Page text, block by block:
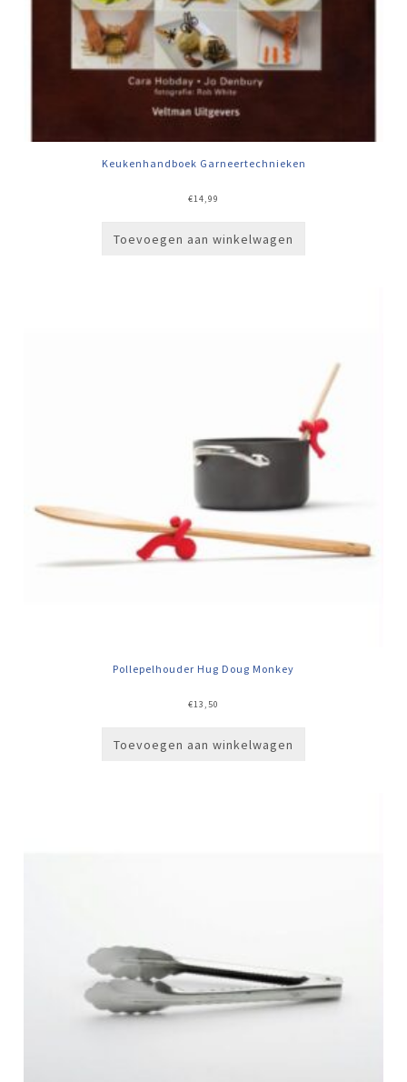
Keukenhandboek Garneertechnieken
€14,99
Toevoegen aan winkelwagen
Pollepelhouder Hug Doug Monkey
€13,50
Toevoegen aan winkelwagen